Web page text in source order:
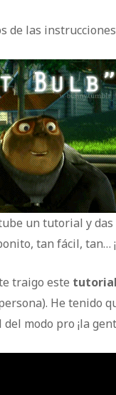
las
un tutorial y das
tan fácil, tan…
traigo este
He tenido
modo pro ¡la